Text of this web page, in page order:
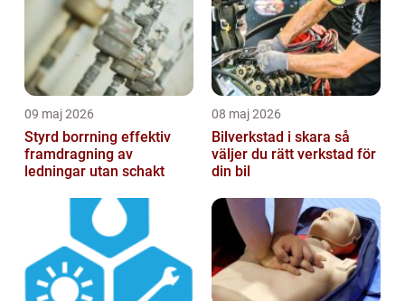
09 maj 2026
Styrd borrning effektiv
framdragning av
ledningar utan schakt
08 maj 2026
Bilverkstad i skara så
väljer du rätt verkstad för
din bil